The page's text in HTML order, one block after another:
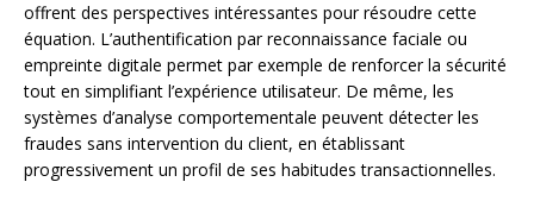
offrent des perspectives intéressantes pour résoudre cette
équation. L’authentification par reconnaissance faciale ou
empreinte digitale permet par exemple de renforcer la sécurité
tout en simplifiant l’expérience utilisateur. De même, les
systèmes d’analyse comportementale peuvent détecter les
fraudes sans intervention du client, en établissant
progressivement un profil de ses habitudes transactionnelles.